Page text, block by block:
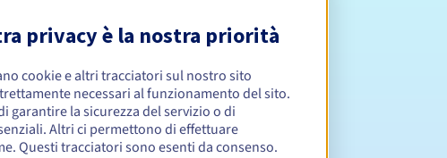
di idoneità
geografiche.
gestione e notifiche
privacy è la nostra priorità
cookie e altri tracciatori sul nostro sito
necessari al funzionamento del sito.
garantire la sicurezza del servizio o di
Altri ci permettono di effettuare
Questi tracciatori sono esenti da consenso.